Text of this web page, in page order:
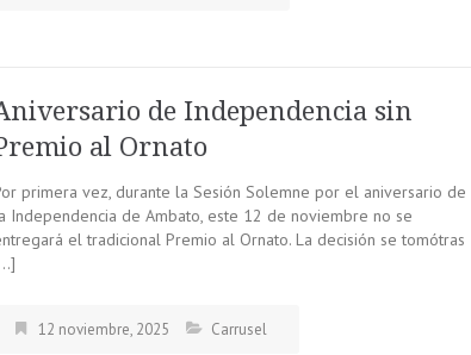
de Independencia sin
al Ornato
primera vez, durante la Sesión Solemne por el aniversario de
Independencia de Ambato, este 12 de noviembre no se
el tradicional Premio al Ornato. La decisión se tomótras
12 noviembre, 2025 Carrusel